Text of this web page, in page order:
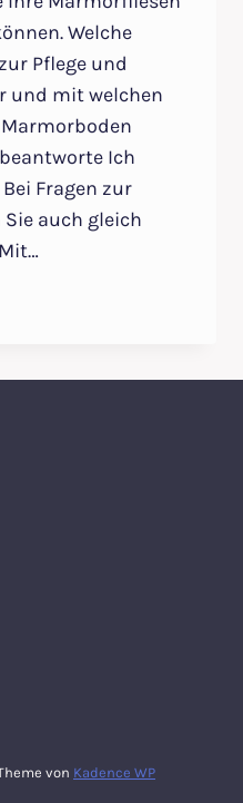
Welche
Pflege und
und mit welchen
Ich
Fragen zur
auch gleich
von Kadence WP